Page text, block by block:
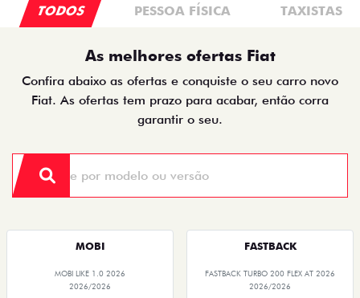
TODOS PESSOA FÍSICA TAXISTAS
As melhores ofertas Fiat
Confira abaixo as ofertas e conquiste o seu carro novo
Fiat. As ofertas tem prazo para acabar, então corra
garantir o seu.
MOBI
MOBI LIKE 1.0 2026
2026/2026
FASTBACK
FASTBACK TURBO 200 FLEX AT 2026
2026/2026